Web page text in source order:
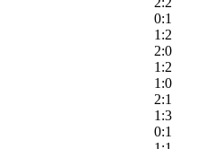
0:1
1:2
2:0
1:2
1:0
2:1
1:3
0:1